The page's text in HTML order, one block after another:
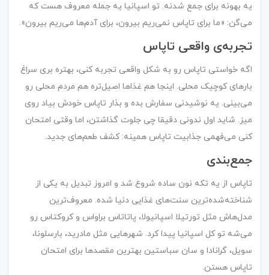
یه بهونه برای جمع شدنه. تو اسپانیا یه جمله معروف هست که
می‌گن: «ما برای تاپاس نمی‌ریم بیرون، برای آدم‌ها می‌ریم بیرون».
تجربه‌ی واقعی تاپاس
اگه خواستی تاپاس رو به شکل واقعی تجربه کنی، بهتره بری سراغ
بارهای کوچیک محلی. اینجا هم غذاها اصیل‌تره هم مردم محلی رو
می‌بینی. یه نوشیدنی سفارش بده و بذار تاپاس خودش بیاد روی
میز. شاید اول ندونی دقیقا چی جلوت گذاشتن، اما وقتی امتحان
کنی می‌فهمی جذابیت تاپاس همینه: کشف طعم‌های جدید.
جمع‌بندی
تاپاس از یه تکه نون ساده شروع شد و امروز تبدیل به یکی از
شناخته‌شده‌ترین سنت‌های غذایی دنیا شده. معروف‌ترین
مدل‌هاش مثل تورتیلا اسپانیولا، پاتاتاس براواس و کروکتاس رو
می‌شه تو کل اسپانیا پیدا کرد. شهرهایی مثل مادرید، بارسلونا،
سویل، گرانادا و سان سباستین بهترین مقصدها برای امتحان
تاپاس هستن.